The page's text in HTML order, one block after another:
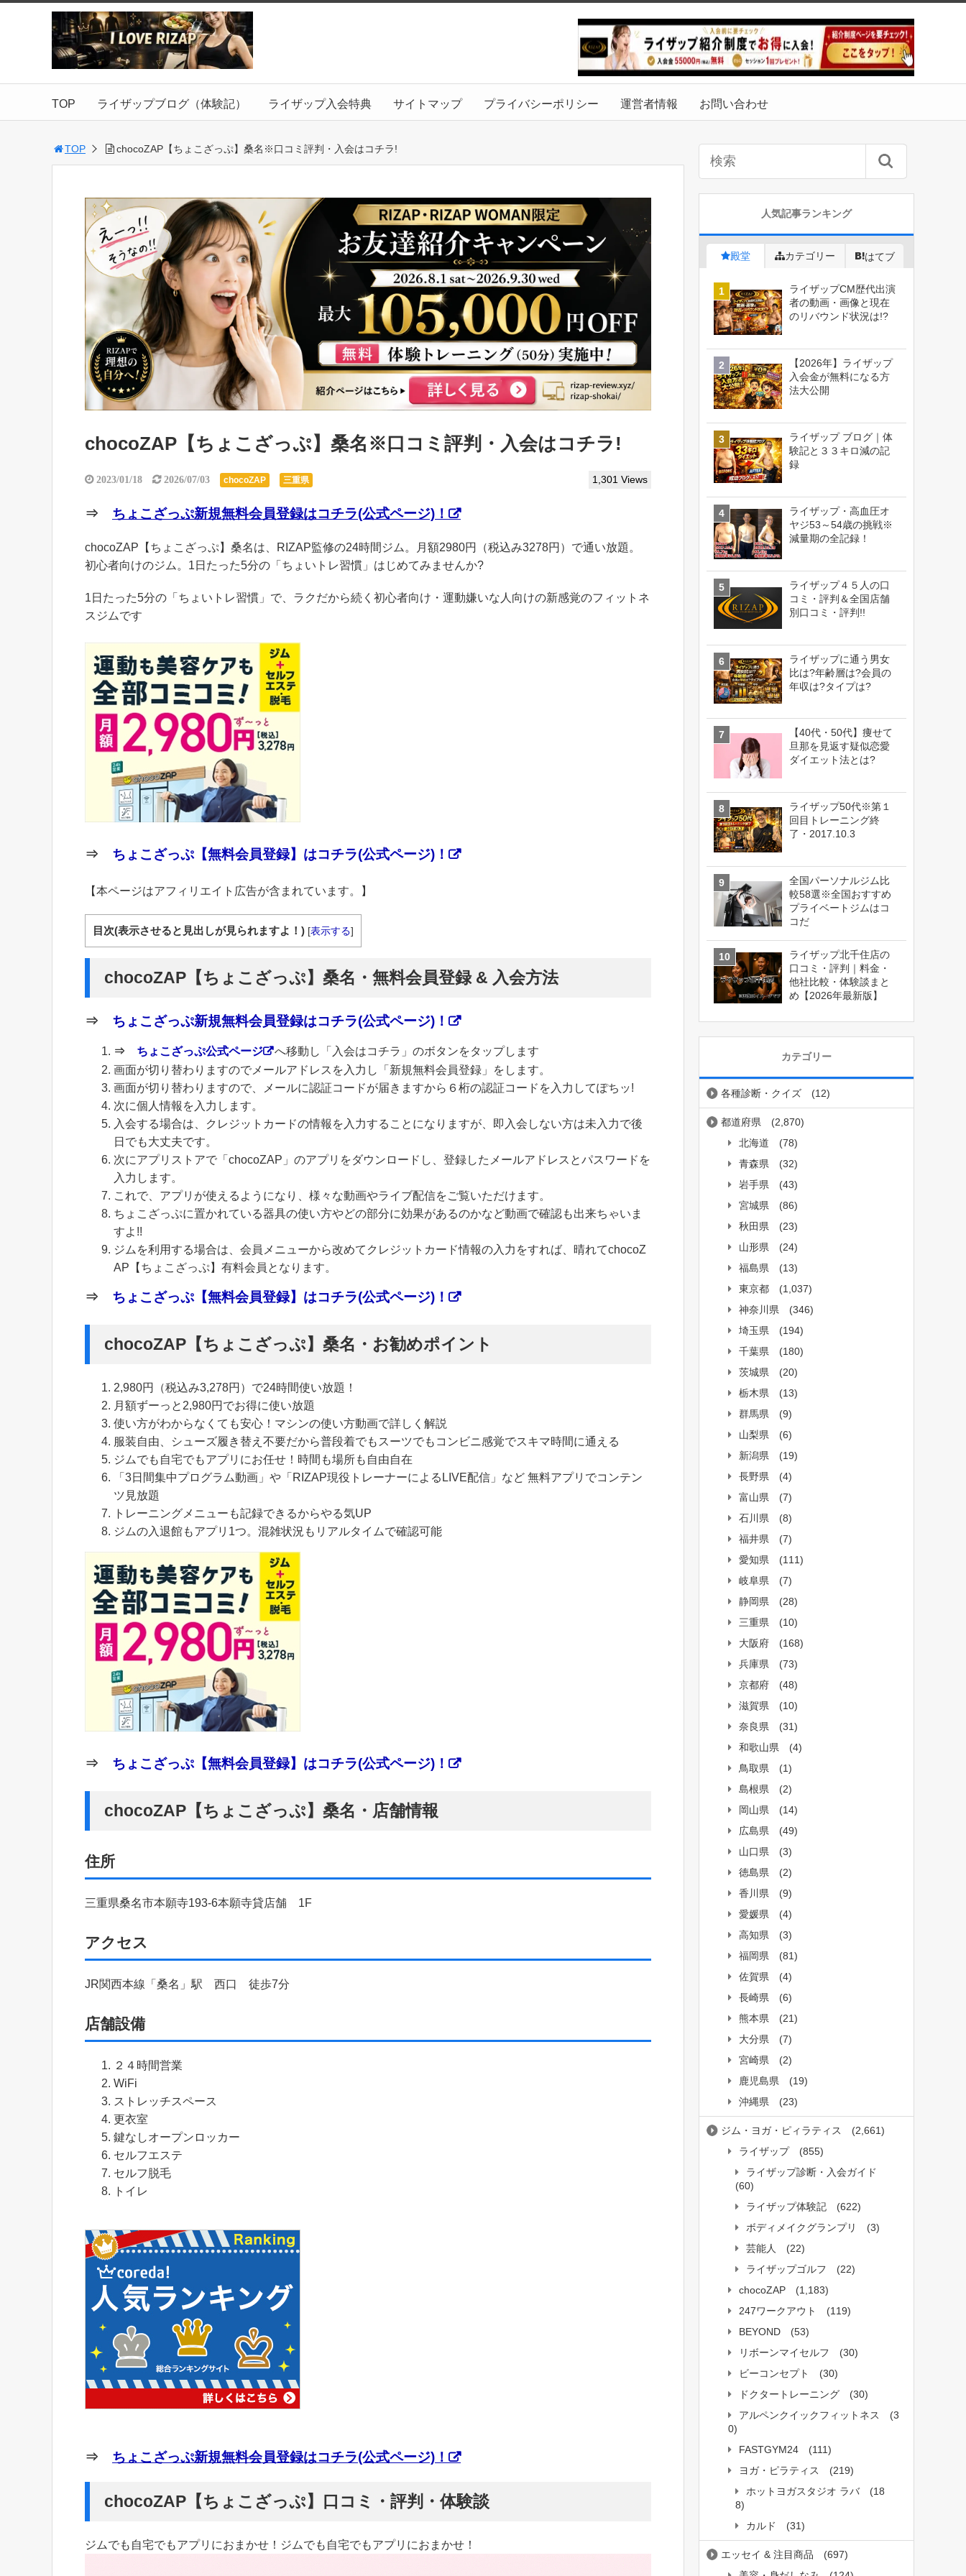
TOP ライザップブログ（体験記） ライザップ入会特典 サイトマップ プライバシーポリシー 運営者情報 お問い合わせ
TOP chocoZAP【ちょこざっぷ】桑名※口コミ評判・入会はコチラ!
chocoZAP【ちょこざっぷ】桑名※口コミ評判・入会はコチラ!
2023/01/18 2026/07/03 chocoZAP 三重県 1,301 Views
⇒ ちょこざっぷ新規無料会員登録はコチラ(公式ページ)！
chocoZAP【ちょこざっぷ】桑名は、RIZAP監修の24時間ジム。月額2980円（税込み3278円）で通い放題。
初心者向けのジム。1日たった5分の「ちょいトレ習慣」はじめてみませんか?
1日たった5分の「ちょいトレ習慣」で、ラクだから続く初心者向け・運動嫌いな人向けの新感覚のフィットネ
スジムです
⇒ ちょこざっぷ【無料会員登録】はコチラ(公式ページ)！
【本ページはアフィリエイト広告が含まれています。】
目次(表示させると見出しが見られますよ！) [表示する]
chocoZAP【ちょこざっぷ】桑名・無料会員登録 & 入会方法
⇒ ちょこざっぷ新規無料会員登録はコチラ(公式ページ)！
⇒ ちょこざっぷ公式ページ
へ移動し「入会はコチラ」のボタンをタップします
画面が切り替わりますのでメールアドレスを入力し「新規無料会員登録」をします。
画面が切り替わりますので、メールに認証コードが届きますから６桁の認証コードを入力してぽちッ!
次に個人情報を入力します。
入会する場合は、クレジットカードの情報を入力することになりますが、即入会しない方は未入力で後
日でも大丈夫です。
次にアプリストアで「chocoZAP」のアプリをダウンロードし、登録したメールアドレスとパスワードを
入力します。
これで、アプリが使えるようになり、様々な動画やライブ配信をご覧いただけます。
ちょこざっぷに置かれている器具の使い方やどの部分に効果があるのかなど動画で確認も出来ちゃいま
すよ!!
ジムを利用する場合は、会員メニューから改めてクレジットカード情報の入力をすれば、晴れてchocoZ
AP【ちょこざっぷ】有料会員となります。
⇒ ちょこざっぷ【無料会員登録】はコチラ(公式ページ)！
chocoZAP【ちょこざっぷ】桑名・お勧めポイント
2,980円（税込み3,278円）で24時間使い放題！
月額ずーっと2,980円でお得に使い放題
使い方がわからなくても安心！マシンの使い方動画で詳しく解説
服装自由、シューズ履き替え不要だから普段着でもスーツでもコンビニ感覚でスキマ時間に通える
ジムでも自宅でもアプリにお任せ！時間も場所も自由自在
「3日間集中プログラム動画」や「RIZAP現役トレーナーによるLIVE配信」など 無料アプリでコンテン
ツ見放題
トレーニングメニューも記録できるからやる気UP
ジムの入退館もアプリ1つ。混雑状況もリアルタイムで確認可能
⇒ ちょこざっぷ【無料会員登録】はコチラ(公式ページ)！
chocoZAP【ちょこざっぷ】桑名・店舗情報
住所
三重県桑名市本願寺193-6本願寺貸店舗 1F
アクセス
JR関西本線「桑名」駅 西口 徒歩7分
店舗設備
２４時間営業
WiFi
ストレッチスペース
更衣室
鍵なしオープンロッカー
セルフエステ
セルフ脱毛
トイレ
⇒ ちょこざっぷ新規無料会員登録はコチラ(公式ページ)！
chocoZAP【ちょこざっぷ】口コミ・評判・体験談
ジムでも自宅でもアプリにおまかせ！ジムでも自宅でもアプリにおまかせ！
人気記事ランキング
殿堂 カテゴリー はてブ
ライザップCM歴代出演
者の動画・画像と現在
のリバウンド状況は!?
【2026年】ライザップ
入会金が無料になる方
法大公開
ライザップ ブログ｜体
験記と３３キロ減の記
録
ライザップ・高血圧オ
ヤジ53～54歳の挑戦※
減量期の全記録！
ライザップ４５人の口
コミ・評判＆全国店舗
別口コミ・評判!!
ライザップに通う男女
比は?年齢層は?会員の
年収は?タイプは?
【40代・50代】痩せて
旦那を見返す疑似恋愛
ダイエット法とは?
ライザップ50代※第１
回目トレーニング終
了・2017.10.3
全国パーソナルジム比
較58選※全国おすすめ
プライベートジムはコ
コだ
ライザップ北千住店の
口コミ・評判｜料金・
他社比較・体験談まと
め【2026年最新版】
カテゴリー
各種診断・クイズ (12)
都道府県
(2,870)
北海道
(78)
青森県
(32)
岩手県
(43)
宮城県
(86)
秋田県
(23)
山形県
(24)
福島県
(13)
東京都
(1,037)
神奈川県
(346)
埼玉県
(194)
千葉県
(180)
茨城県
(20)
栃木県
(13)
群馬県
(9)
山梨県
(6)
新潟県
(19)
長野県
(4)
富山県
(7)
石川県
(8)
福井県
(7)
愛知県
(111)
岐阜県
(7)
静岡県
(28)
三重県
(10)
大阪府
(168)
兵庫県
(73)
京都府
(48)
滋賀県
(10)
奈良県
(31)
和歌山県
(4)
鳥取県
(1)
島根県
(2)
岡山県
(14)
広島県
(49)
山口県
(3)
徳島県
(2)
香川県
(9)
愛媛県
(4)
高知県
(3)
福岡県
(81)
佐賀県
(4)
長崎県
(6)
熊本県
(21)
大分県
(7)
宮崎県
(2)
鹿児島県
(19)
沖縄県
(23)
ジム・ヨガ・ピィラティス
(2,661)
ライザップ
(855)
ライザップ診断・入会ガイド
(60)
ライザップ体験記
(622)
ボディメイクグランプリ
(3)
芸能人
(22)
ライザップゴルフ
(22)
chocoZAP
(1,183)
247ワークアウト
(119)
BEYOND
(53)
リボーンマイセルフ
(30)
ビーコンセプト
(30)
ドクタートレーニング
(30)
アルペンクイックフィットネス
(3
0)
FASTGYM24
(111)
ヨガ・ピラティス
(219)
ホットヨガスタジオ ラバ
(18
8)
カルド
(31)
エッセイ & 注目商品
(697)